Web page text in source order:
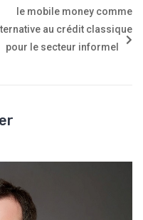
le mobile money comme
au crédit classique
pour le secteur informel